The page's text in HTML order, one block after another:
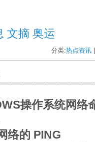
文摘 奥运
分类:热点资讯
操作系统网络
络的 PING